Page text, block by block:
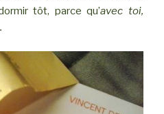
tôt, parce qu’avec toi,